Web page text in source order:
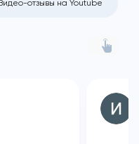
отзывы на Youtube